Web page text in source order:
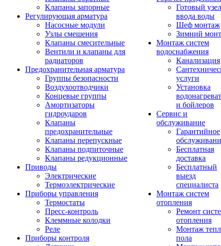
Клапаны запорные
Регулирующая арматура
Насосные модули
Узлы смешения
Клапаны смесительные
Вентили и клапаны для
радиаторов
Предохранительная арматура
Группы безопасности
Воздухоотводчики
Концевые группы
Амортизаторы
гидроударов
Клапаны
предохранительные
Клапаны перепускные
Клапаны подпиточные
Клапаны редукционные
Приводы
Электрические
Термоэлектрические
Приборы управления
Термостаты
Пресс-контроль
Клеммные колодки
Реле
Приборы контроля
Готовый узел
ввода воды
Шеф монтаж
Зимний
Монтаж систем
водоснабжения
Канализация
услуги
Установка
и бойлеров
Сервис и
обслуживание
Гарантийное
Бесплатная
доставка
Бесплатный
выезд
специалиста
Монтаж систем
отопления
Ремонт
отопления
Монтаж
пола